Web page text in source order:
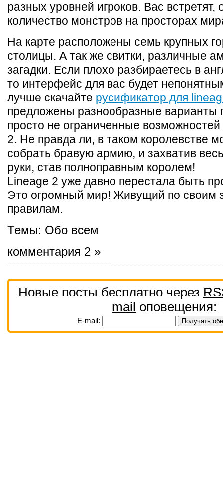
разных уровней игроков. Вас встретят,
количество монстров на просторах
На карте расположены семь крупных
столицы. А так же свитки, различные
загадки. Если плохо разбираетесь в
то интерфейс для вас будет
лучше скачайте руcификатор для
предложены разнообразные варианты
просто не ограниченные
2. Не правда ли, в таком королевстве
собрать бравую армию, и захватив
руки, став полноправным королем!
Lineage 2 уже давно перестала быть
Это огромный мир! Живущий по своим
правилам.
Темы: Обо всем
комментария 2 »
Новые посты бесплатно через
mail оповещения:
E-mail: